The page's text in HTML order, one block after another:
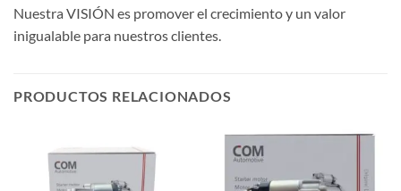
Nuestra VISIÓN es promover el crecimiento y un valor
inigualable para nuestros clientes.
PRODUCTOS RELACIONADOS